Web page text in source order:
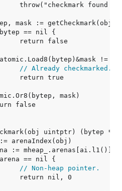
// Already checkmarked.
// Non-heap pointer.